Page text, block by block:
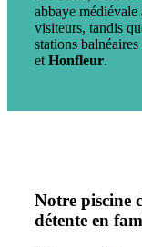
abbaye
visiteurs, tandis
stations
et Honfleur.
Notre piscine
détente en